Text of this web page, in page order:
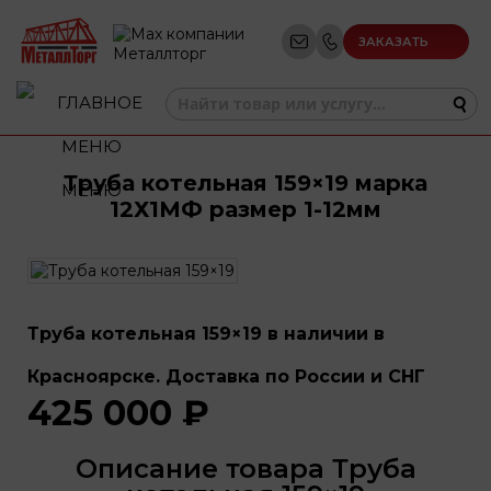
ЗАКАЗАТЬ
МЕНЮ
Труба котельная 159×19 марка
12Х1МФ размер 1-12мм
Труба котельная 159×19 в наличии в
Красноярске. Доставка по России и СНГ
425 000 ₽
Описание товара Труба